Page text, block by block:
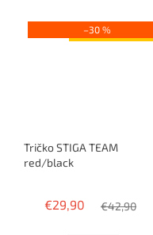
Výpredaj
–30 %
Tričko STIGA TEAM
red/black
€29,90 €42,90